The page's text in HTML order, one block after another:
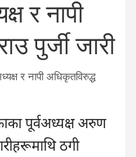
र नापी
पुर्जी जारी
पूर्वअध्यक्ष अरुण
ठगी